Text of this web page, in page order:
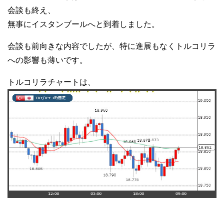
会談も終え、
無事にイスタンブールへと到着しました。
会談も前向きな内容でしたが、特に進展もなくトルコリラ
への影響も薄いです。
トルコリラチャートは、